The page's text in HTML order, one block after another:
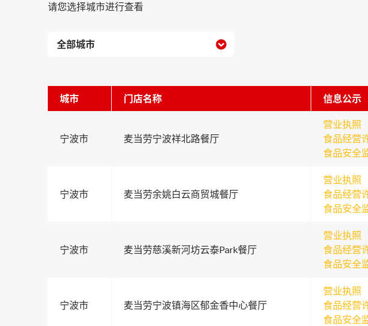
请您选择城市进行查看

城市 门店名称 信息公示
宁波市 麦当劳宁波祥北路餐厅
营业执照
食品经营
食品安全
宁波市 麦当劳余姚白云商贸城餐厅
营业执照
食品经营
食品安全
宁波市 麦当劳慈溪新河坊云泰Park餐厅
营业执照
食品经营
食品安全
宁波市 麦当劳宁波镇海区郁金香中心餐厅
营业执照
食品经营
食品安全